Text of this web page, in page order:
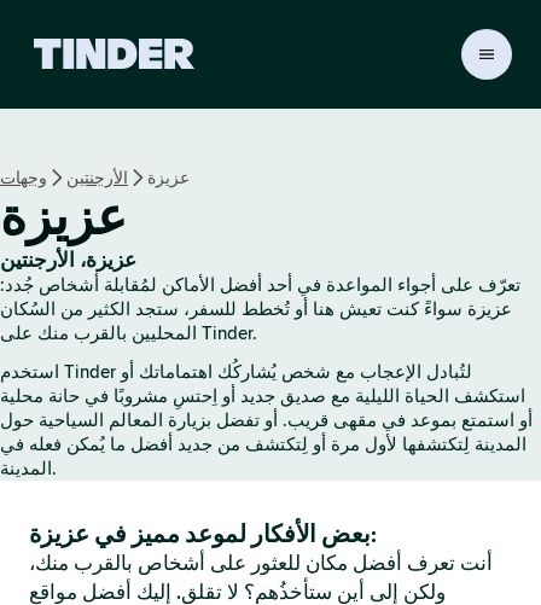
ئ
ي
س
ة
ل
ـ
T
d
e
r
وجهات الأرجنتين عزيزة
عزيزة
عزيزة، الأرجنتين
تعرّف على أجواء المواعدة في أحد أفضل الأماكن لمُقابلة أشخاص جُدد:
عزيزة سواءً كنت تعيش هنا أو تُخطط للسفر، ستجد الكثير من السُكان
المحليين بالقرب منك على Tinder.
استخدم Tinder لتُبادل الإعجاب مع شخص يُشاركُك اهتماماتك أو
استكشف الحياة الليلية مع صديق جديد أو اِحتسِ مشروبًا في حانة محلية
أو استمتع بموعد في مقهى قريب. أو تفضل بزيارة المعالم السياحية حول
المدينة لِتكتشفها لأول مرة أو لِتكتشف من جديد أفضل ما يُمكن فعله في
المدينة.
بعض الأفكار لموعد مميز في عزيزة:
أنت تعرف أفضل مكان للعثور على أشخاص بالقرب منك،
ولكن إلى أين ستأخذُهم؟ لا تقلق. إليك أفضل مواقع